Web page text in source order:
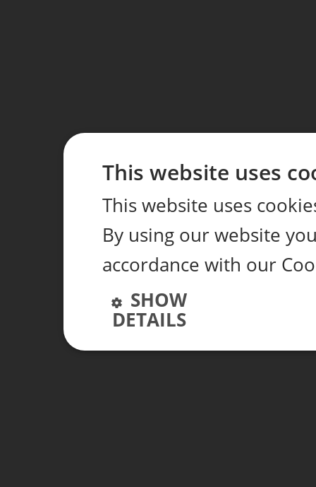
This website uses
This website uses
By using our website
accordance with our
SHOW
DETAILS